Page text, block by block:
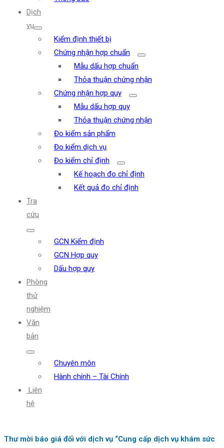
Dịch
vụ
Kiểm định thiết bị
Chứng nhận hợp chuẩn
Mẫu dấu hợp chuẩn
Thỏa thuận chứng nhận
Chứng nhận hợp quy
Mẫu dấu hợp quy
Thỏa thuận chứng nhận
Đo kiểm sản phẩm
Đo kiểm dịch vụ
Đo kiểm chỉ định
Kế hoạch đo chỉ định
Kết quả đo chỉ định
Tra
cứu
GCN Kiểm định
GCN Hợp quy
Dấu hợp quy
Phòng
thử
nghiệm
Văn
bản
Chuyên môn
Hành chính – Tài Chính
Liên
hệ
Thư mời báo giá đối với dịch vụ “Cung cấp dịch vụ khám sức